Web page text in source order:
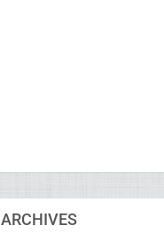
ARCHIVES